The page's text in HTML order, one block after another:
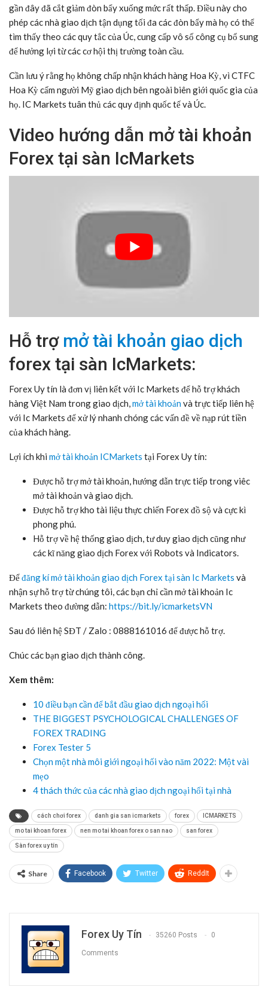
gần đây đã cắt giảm đòn bẩy xuống mức rất thấp. Điều này cho
phép các nhà giao dịch tận dụng tối đa các đòn bẩy mà họ có thể
tìm thấy theo các quy tắc của Úc, cung cấp vô số công cụ bổ sung
để hưởng lợi từ các cơ hội thị trường toàn cầu.
Cần lưu ý rằng họ không chấp nhận khách hàng Hoa Kỳ, vì CTFC
Hoa Kỳ cấm người Mỹ giao dịch bên ngoài biên giới quốc gia của
họ. IC Markets tuân thủ các quy định quốc tế và Úc.
Video hướng dẫn mở tài khoản
Forex tại sàn IcMarkets
Hỗ trợ mở tài khoản giao dịch
forex tại sàn IcMarkets:
Forex Uy tín là đơn vị liên kết với Ic Markets để hỗ trợ khách
hàng Việt Nam trong giao dịch, mở tài khoảnvà trực tiếp liên hệ
với Ic Markets để xử lý nhanh chóng các vấn đề về nạp rút tiền
của khách hàng.
Lợi ích khi mở tài khoản ICMarkets tại Forex Uy tín:
Được hỗ trợ mở tài khoản, hướng dẫn trực tiếp trong viêc
mở tài khoản và giao dịch.
Được hỗ trợ kho tài liệu thực chiến Forex đồ sộ và cực kì
phong phú.
Hỗ trợ về hệ thống giao dịch, tư duy giao dịch cũng như
các kĩ năng giao dịch Forex với Robots và Indicators.
Đểđăng kí mở tài khoản giao dịch Forex tại sàn Ic Markets và
nhận sự hỗ trợ từ chúng tôi, các bạn chỉ cần mở tài khoản Ic
Markets theo đường dẫn: https://bit.ly/icmarketsVN
Sau đó liên hệ SĐT / Zalo : 0888161016 để được hỗ trợ.
Chúc các bạn giao dịch thành công.
Xem thêm:
10 điều bạn cần để bắt đầu giao dịch ngoại hối
THE BIGGEST PSYCHOLOGICAL CHALLENGES OF
FOREX TRADING
Forex Tester 5
Chọn một nhà môi giới ngoại hối vào năm 2022: Một vài
mẹo
4 thách thức của các nhà giao dịch ngoại hối tại nhà
cách chơi forex danh gia san icmarkets forex ICMARKETS
mo tai khoan forex nen mo tai khoan forex o san nao san forex
Sàn forex uy tín
Share Facebook Twitter ReddIt
Forex Uy Tín 35260 Posts 0
Comments